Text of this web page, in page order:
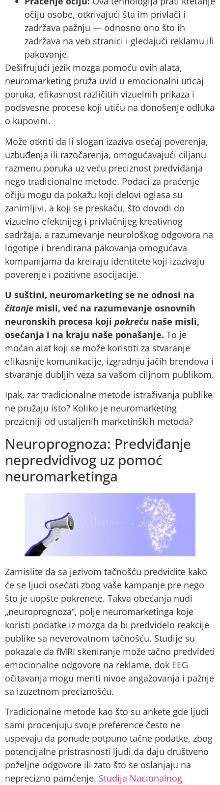
očiju osobe, otkrivajući šta im privlači i
zadržava pažnju — odnosno ono što ih
zadržava na veb stranici i gledajući reklamu ili
pakovanje.
Dešifrujući jezik mozga pomoću ovih alata,
neuromarketing pruža uvid u emocionalni uticaj
poruka, efikasnost različitih vizuelnih prikaza i
podsvesne procese koji utiču na donošenje odluka
o kupovini.
Može otkriti da li slogan izaziva osećaj poverenja,
uzbuđenja ili razočarenja, omogućavajući ciljanu
razmenu poruka uz veću preciznost predviđanja
nego tradicionalne metode. Podaci za praćenje
očiju mogu da pokažu koji delovi oglasa su
zanimljivi, a koji se preskaču, što dovodi do
vizuelno efektnijeg i privlačnijeg kreativnog
sadržaja, a razumevanje neurološkog odgovora na
logotipe i brendirana pakovanja omogućava
kompanijama da kreiraju identitete koji izazivaju
poverenje i pozitivne asocijacije.
U suštini, neuromarketing se ne odnosi na
čitanje misli, već na razumevanje osnovnih
neuronskih procesa koji pokreću naše misli,
osećanja i na kraju naše ponašanje. To je
moćan alat koji se može koristiti za stvaranje
efikasnije komunikacije, izgradnju jačih brendova i
stvaranje dubljih veza sa vašom ciljnom publikom.
Ipak, zar tradicionalne metode istraživanja publike
ne pružaju isto? Koliko je neuromarketing
prezicniji od ustaljenih marketinških metoda?
Neuroprognoza: Predviđanje
nepredvidivog uz pomoć
neuromarketinga
Zamislite da sa jezivom tačnošću predvidite kako
će se ljudi osećati zbog vaše kampanje pre nego
što je uopšte pokrenete. Takva obećanja nudi
„neuroprognoza“, polje neuromarketinga koje
koristi podatke iz mozga da bi predvidelo reakcije
publike sa neverovatnom tačnošću. Studije su
pokazale da fMRI skeniranje može tačno predvideti
emocionalne odgovore na reklame, dok EEG
očitavanja mogu meriti nivoe angažovanja i pažnje
sa izuzetnom preciznošću.
Tradicionalne metode kao što su ankete gde ljudi
sami procenjuju svoje preference često ne
uspevaju da ponude potpuno tačne podatke, zbog
potencijalne pristrasnosti ljudi da daju društveno
poželjne odgovore ili zato što se oslanjaju na
neprecizno pamćenje. Studija Nacionalnog